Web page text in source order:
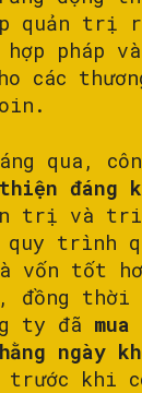
quản trị
hợp pháp
các
qua,
đáng
trị và
quy trình
vốn tốt
đồng thời
ty đã mua
ngày
trước khi